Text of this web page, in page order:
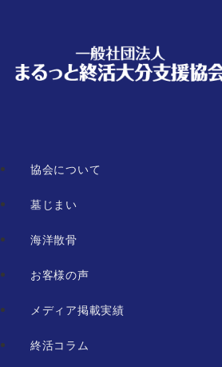
協会について
墓じまい
海洋散骨
お客様の声
メディア掲載実績
終活コラム